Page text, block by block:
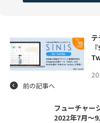
テ
前の記事へ
フューチャー
2022年7月〜